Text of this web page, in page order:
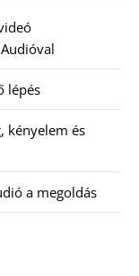
lépés
kényelem és
a megoldás